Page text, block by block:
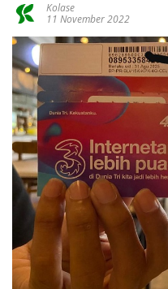
Kolase
11 November 2022